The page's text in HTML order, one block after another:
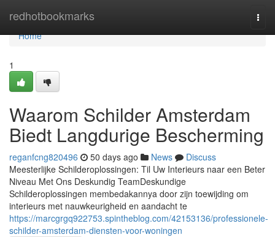
redhotbookmarks
Home
Home
1
Waarom Schilder Amsterdam
Biedt Langdurige Bescherming
reganfcng820496 50 days ago News
Discuss
Meesterlijke Schilderoplossingen: Til Uw Interieurs naar een Beter
Niveau Met Ons Deskundig TeamDeskundige
Schilderoplossingen membedakannya door zijn toewijding om
interieurs met nauwkeurigheid en aandacht te
https://marcgrgq922753.spintheblog.com/42153136/professionele-
schilder-amsterdam-diensten-voor-woningen